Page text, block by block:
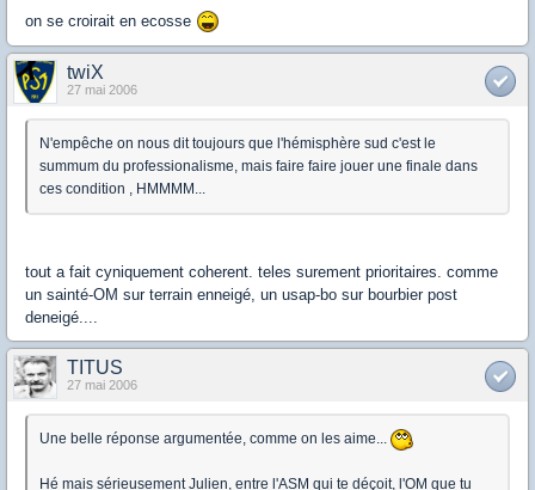
on se croirait en ecosse
twiX
27 mai 2006
N'empêche on nous dit toujours que l'hémisphère sud c'est le
summum du professionalisme, mais faire faire jouer une finale dans
ces condition , HMMMM...
tout a fait cyniquement coherent. teles surement prioritaires. comme
un sainté-OM sur terrain enneigé, un usap-bo sur bourbier post
deneigé....
TITUS
27 mai 2006
Une belle réponse argumentée, comme on les aime...
Hé mais sérieusement Julien, entre l'ASM qui te déçoit, l'OM que tu